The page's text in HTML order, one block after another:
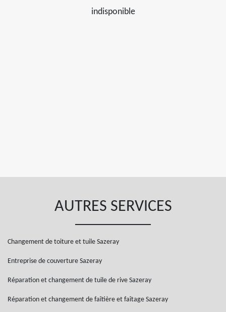
indisponible
AUTRES SERVICES
Changement de toiture et tuile Sazeray
Entreprise de couverture Sazeray
Réparation et changement de tuile de rive Sazeray
Réparation et changement de faîtière et faîtage Sazeray